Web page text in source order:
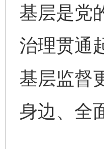
基层是党
治理贯通
基层监督
身边、全